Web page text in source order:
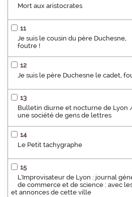
Mort aux aristocrates
11
Je suis le cousin du père Duchesne,
foutre !
12
Je suis le père Duchesne le cadet,
13
Bulletin diurne et nocturne de Lyon
une société de gens de lettres
14
Le Petit tachygraphe
15
L'Improvisateur de Lyon : journal
de commerce et de science : avec
et annonces de cette ville